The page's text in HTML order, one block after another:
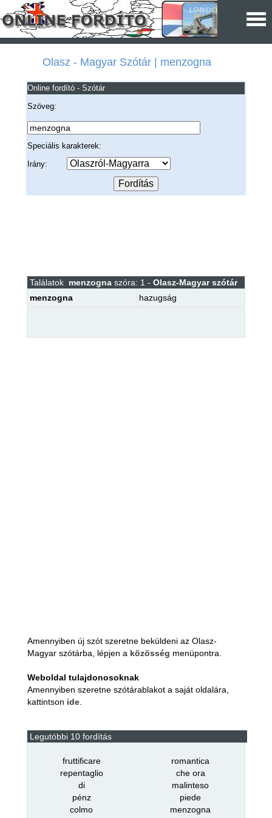
Olasz - Magyar Szótár | menzogna
Online fordító - Szótár
Szöveg:
Speciális karakterek:
Irány:
Találatok menzognaszóra: 1 - Olasz-Magyar szótár
menzogna
hazugság
Amennyiben új szót szeretne beküldeni az Olasz-
Magyar szótárba, lépjen a közösség menüpontra.
Weboldal tulajdonosoknak
Amennyiben szeretne szótárablakot a saját oldalára,
kattintson ide.
Legutóbbi 10 fordítás
fruttificare
romantica
repentaglio
che ora
di
malinteso
pénz
piede
colmo
menzogna